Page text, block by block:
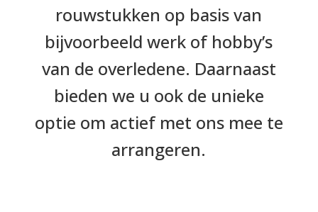
rouwstukken op basis van
bijvoorbeeld werk of hobby’s
van de overledene. Daarnaast
bieden we u ook de unieke
optie om actief met ons mee te
arrangeren.